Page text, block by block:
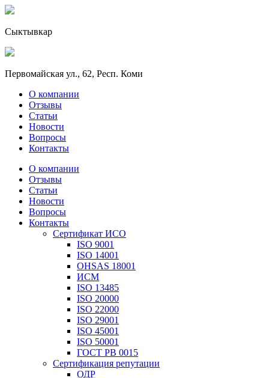
Сыктывкар
Первомайская ул., 62, Респ. Коми
О компании
Отзывы
Статьи
Новости
Вопросы
Контакты
О компании
Отзывы
Статьи
Новости
Вопросы
Контакты
Сертификат ИСО
ISO 9001
ISO 14001
OHSAS 18001
ИСМ
ISO 13485
ISO 20000
ISO 22000
ISO 29001
ISO 45001
ISO 50001
ГОСТ РВ 0015
Сертификация репутации
ОДР